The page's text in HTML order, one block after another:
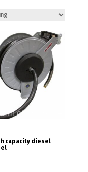
capacity diesel